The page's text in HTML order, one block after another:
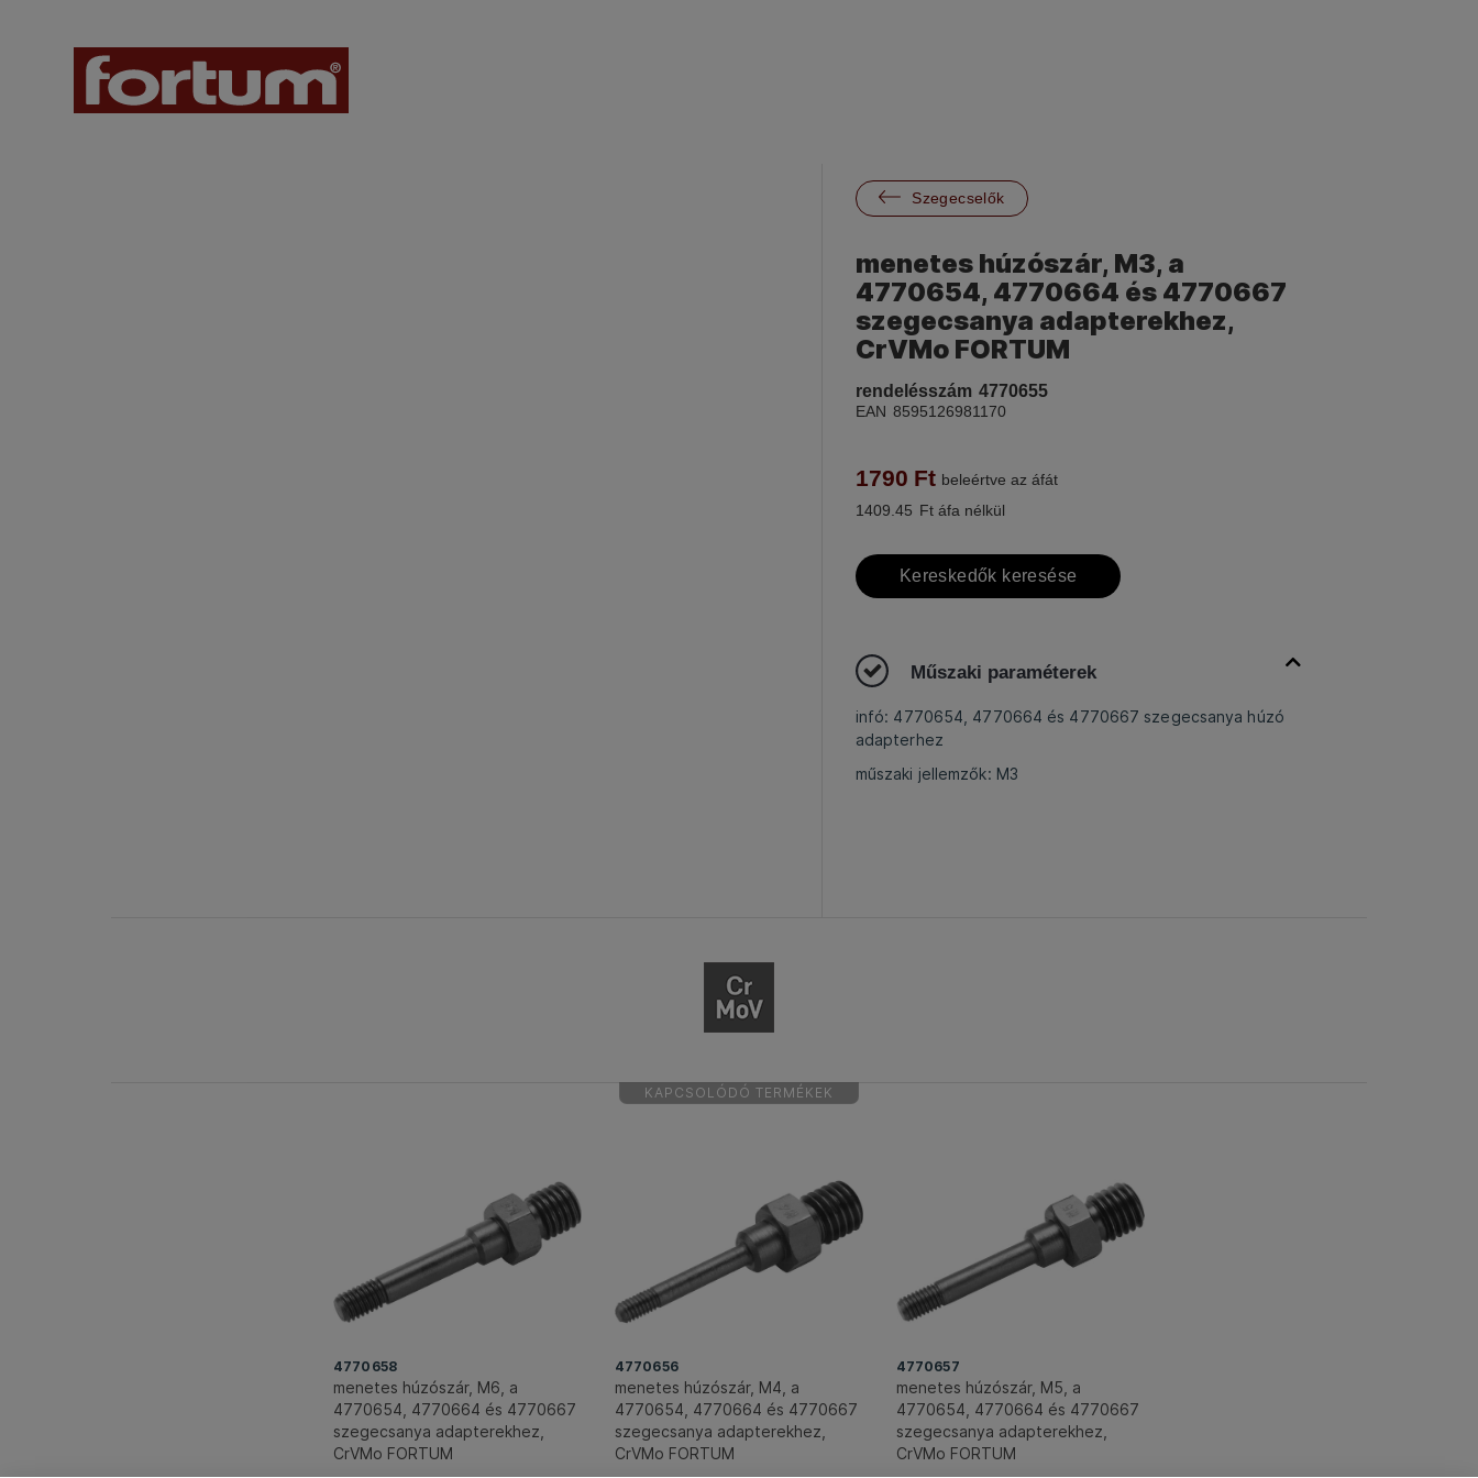
 Szegecselők
menetes húzószár, M3, a
4770654, 4770664 és 4770667
szegecsanya adapterekhez,
CrVMo FORTUM
rendelésszám 4770655
EAN 8595126981170
1790 Ft beleértve az áfát
1409.45 Ft áfa nélkül
Kereskedők keresése
Műszaki paraméterek
infó: 4770654, 4770664 és 4770667 szegecsanya húzó
adapterhez
műszaki jellemzők: M3
KAPCSOLÓDÓ TERMÉKEK
4770658
menetes húzószár, M6, a
4770654, 4770664 és 4770667
szegecsanya adapterekhez,
CrVMo FORTUM
4770656
menetes húzószár, M4, a
4770654, 4770664 és 4770667
szegecsanya adapterekhez,
CrVMo FORTUM
4770657
menetes húzószár, M5, a
4770654, 4770664 és 4770667
szegecsanya adapterekhez,
CrVMo FORTUM